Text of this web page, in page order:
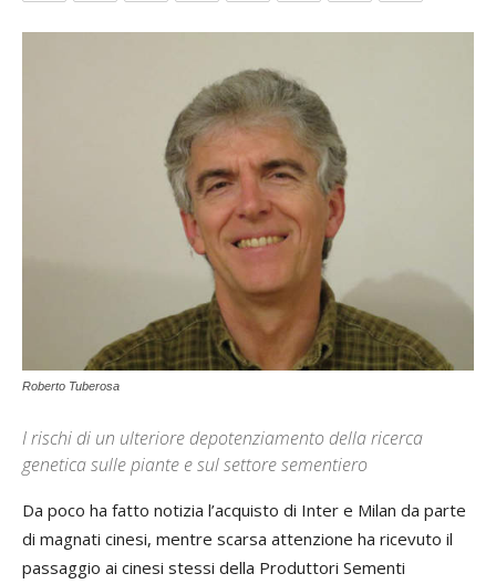
Roberto Tuberosa
I rischi di un ulteriore depotenziamento della ricerca
genetica sulle piante e sul settore sementiero
Da poco ha fatto notizia l’acquisto di Inter e Milan da parte
di magnati cinesi, mentre scarsa attenzione ha ricevuto il
passaggio ai cinesi stessi della Produttori Sementi